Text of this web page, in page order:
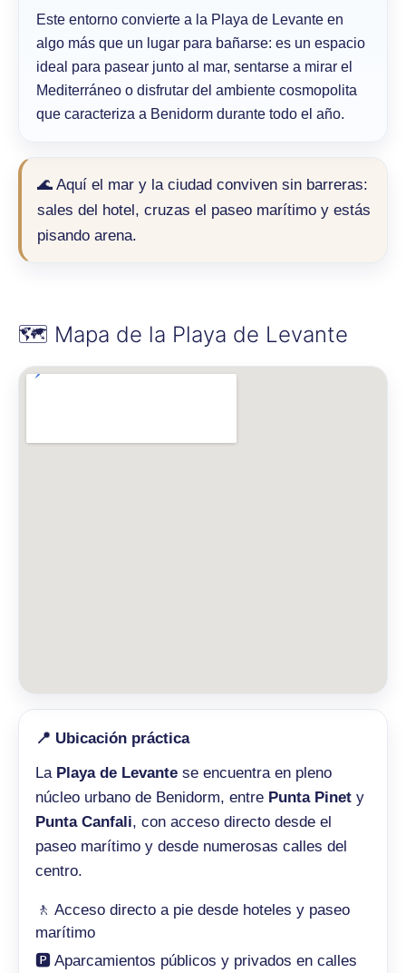
Este entorno convierte a la Playa de Levante en
algo más que un lugar para bañarse: es un espacio
ideal para pasear junto al mar, sentarse a mirar el
Mediterráneo o disfrutar del ambiente cosmopolita
que caracteriza a Benidorm durante todo el año.
🌊 Aquí el mar y la ciudad conviven sin barreras:
sales del hotel, cruzas el paseo marítimo y estás
pisando arena.
🗺️ Mapa de la Playa de Levante
📍 Ubicación práctica
La Playa de Levante se encuentra en pleno
núcleo urbano de Benidorm, entre Punta Pinet y
Punta Canfali, con acceso directo desde el
paseo marítimo y desde numerosas calles del
centro.
🚶 Acceso directo a pie desde hoteles y paseo
marítimo
🅿️ Aparcamientos públicos y privados en calles